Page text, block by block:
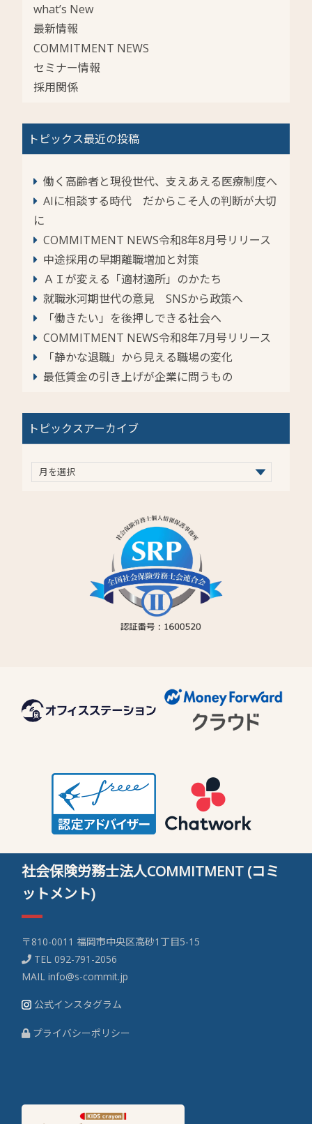
what’s New
最新情報
COMMITMENT NEWS
セミナー情報
採用関係
トピックス最近の投稿
働く高齢者と現役世代、支えあえる医療制度へ
AIに相談する時代 だからこそ人の判断が大切
に
COMMITMENT NEWS令和8年8月号リリース
中途採用の早期離職増加と対策
ＡＩが変える「適材適所」のかたち
就職氷河期世代の意見 SNSから政策へ
「働きたい」を後押しできる社会へ
COMMITMENT NEWS令和8年7月号リリース
「静かな退職」から見える職場の変化
最低賃金の引き上げが企業に問うもの
トピックスアーカイブ
社会保険労務士法人COMMITMENT (コミ
ットメント)
〒810-0011 福岡市中央区高砂1丁目5-15
TEL092-791-2056
MAILinfo@s-commit.jp
公式インスタグラム
プライバシーポリシー